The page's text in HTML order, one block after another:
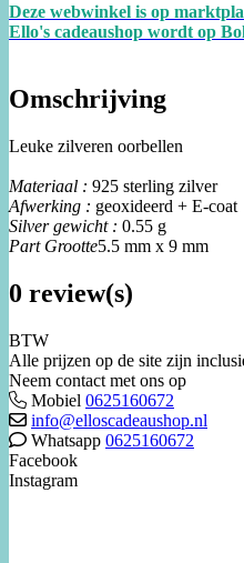
Deze webwinkel is op
Ello's cadeaushop wordt op
Omschrijving
Leuke zilveren oorbellen
Materiaal : 925 sterling zilver
Afwerking : geoxideerd + E-coat
Silver gewicht : 0.55 g
Part Grootte5.5 mm x 9 mm
0 review(s)
BTW
Alle prijzen op de site zijn
Neem contact met ons op
Mobiel 0625160672
info@elloscadeaushop.nl
Whatsapp 0625160672
Facebook
Instagram